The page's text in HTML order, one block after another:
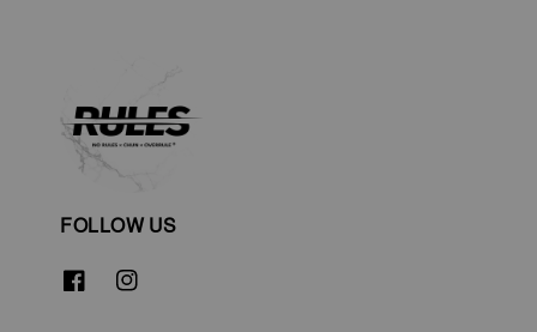
FOLLOW US